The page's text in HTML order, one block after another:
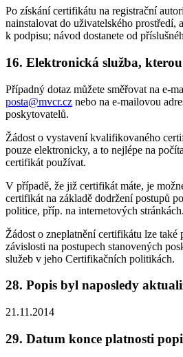
Po získání certifikátu na registrační
nainstalovat do uživatelského
k podpisu; návod dostanete od
16. Elektronická služba,
Případný dotaz můžete směřovat na e-
posta@mvcr.cz nebo na e-mailovou
poskytovatelů.
Žádost o vystavení kvalifikovaného
pouze elektronicky, a to nejlépe na
certifikát používat.
V případě, že již certifikát máte, je
certifikát na základě dodržení postupů
politice, příp. na internetových stránkách.
Žádost o zneplatnění certifikátu lze také
závislosti na postupech stanovených
služeb v jeho Certifikačních politikách.
28. Popis byl naposledy
21.11.2014
29. Datum konce platnosti